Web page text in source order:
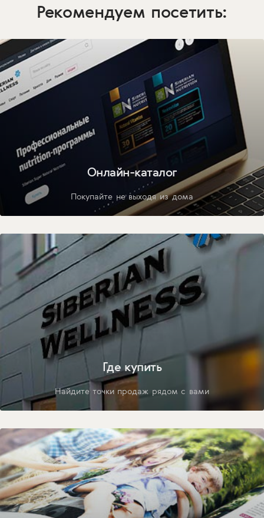
Рекомендуем посетить:
Онлайн-каталог
Покупайте не выходя из дома
Где купить
Найдите точки продаж рядом с вами